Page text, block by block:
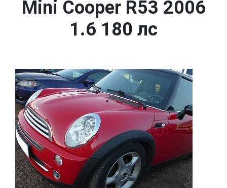
Mini Cooper R53 2006
1.6 180 лс